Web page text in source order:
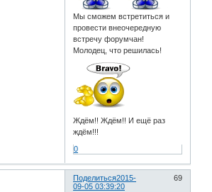
Мы сможем встретиться и
провести внеочередную
встречу форумчан!
Молодец, что решилась!
Ждём!! Ждём!! И ещё раз
ждём!!!
0
Поделиться 69
2015-
09-05 03:39:20